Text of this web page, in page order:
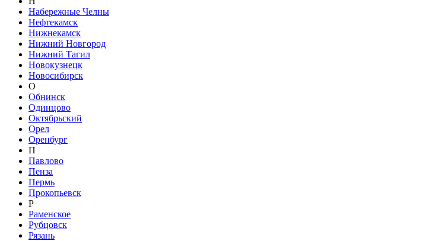
Набережные Челны
Нефтекамск
Нижнекамск
Нижний Новгород
Нижний Тагил
Новокузнецк
Новосибирск
О
Обнинск
Одинцово
Октябрьский
Орел
Оренбург
П
Павлово
Пенза
Пермь
Прокопьевск
Р
Раменское
Рубцовск
Рязань